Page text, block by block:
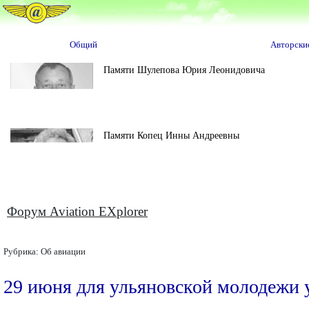
Общий
Памяти Шулепова Юрия Леонидовича
Памяти Копец Инны Андреевны
Форум Aviation EXplorer
Рубрика: Об авиации
29 июня для ульяновской молодежи